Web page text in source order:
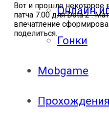
Онлайн
Гонки
Mobgame
Прохождения
Вот и прошло некоторое
патча 7.00 для Dota 2 .
впечатление
поделиться.